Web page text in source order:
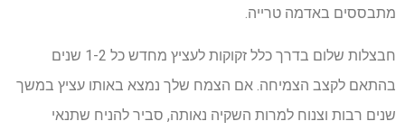
מתבססים באדמה טרייה.
חבצלות שלום בדרך כלל זקוקות לעציץ מחדש כל 1-2 שנים
בהתאם לקצב הצמיחה. אם הצמח שלך נמצא באותו עציץ במשך
שנים רבות וצנוח למרות השקיה נאותה, סביר להניח שתנאי